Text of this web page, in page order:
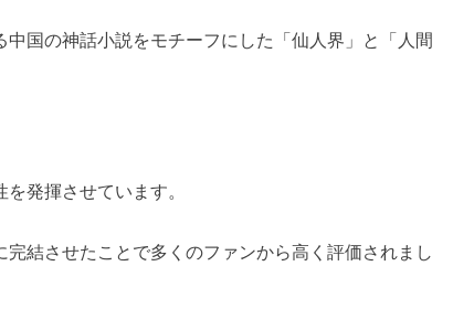
国の神話小説をモチーフにした「仙人界」と「人間
発揮させています。
結させたことで多くのファンから高く評価されまし